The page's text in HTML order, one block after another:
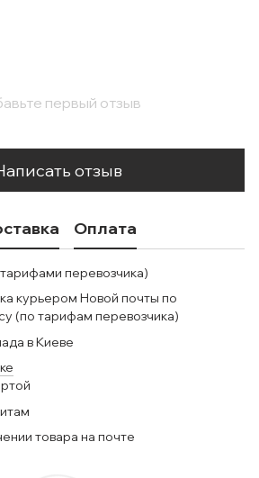
первый отзыв
отзыв
Оплата
перевозчика)
курьером Новой почты по
(по тарифам перевозчика)
в Киеве
товара на почте